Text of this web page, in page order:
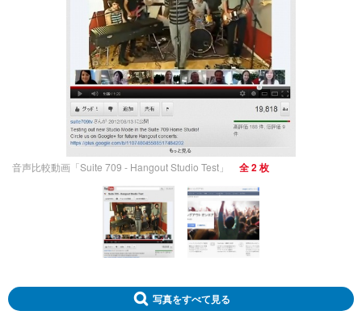
音声比較動画「Suite 709 - Hangout Studio Test」 全 2 枚
写真をすべて見る